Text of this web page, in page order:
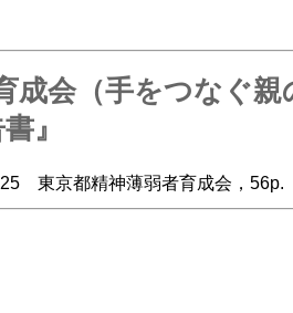
成会（手をつなぐ
』
東京都精神薄弱者育成会，56p.